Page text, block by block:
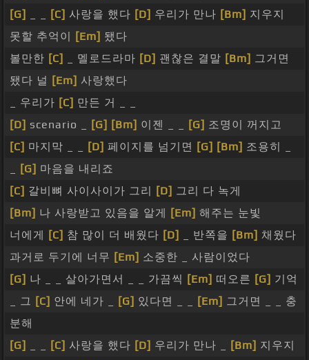
[G]
[C] 사랑을 했다 [D] 우리가 만나 [Bm] 지우지
못할 추억이
[Em] 됐다
볼만한 [C] _ 멜로드라마 [D] 괜찮은 결말 [Bm] 그거면
됐다 널 [Em] 사랑했다
_ 우리가 [C] 만든 거 _ _
[D] scenario _ [G] [Bm] 이젠 _ _ [G] 조명이 꺼지고
[C] 마지막 _ _ [D] 페이지를 넘기면 [G] [Bm] 조용히 _
[G] 마음을 내리죠
[C] 갈비뼈 사이사이가 그리 [D] 그리 다 녹게
[Bm] 나 사랑받고 있음을 알게 [Em] 해주는 눈빛
너에게
[C] 참 많이 더 배웠다 [D] _ 반쪽을 [Bm] 채웠다
과거로 두기에 너무 [Em] 소중한 _ 사람이었다
[G] 나 _ _ 살아가면서 _ _ 가끔씩 [Em] 떠오른 [G] 기억
_ 그 [C] 안에 네가 _ [G] 있다면 _ _ [Em] 그거면 _ _ 충
분해
[G]
[C] 사랑을 했다 [D] 우리가 만나 _ [Bm] 지우지